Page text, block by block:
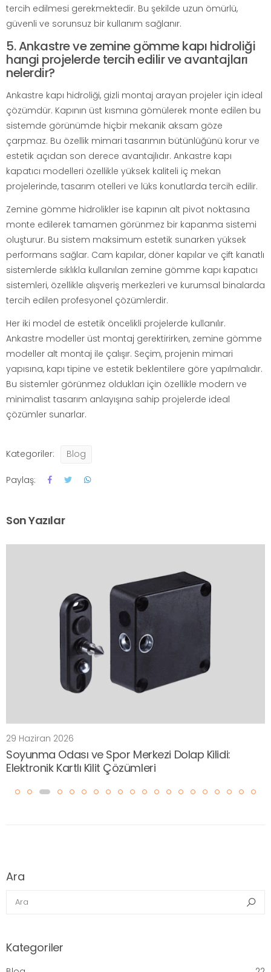
tercih edilmesi gerekmektedir. Bu şekilde uzun ömürlü,
güvenli ve sorunsuz bir kullanım sağlanır.
5. Ankastre ve zemine gömme kapı hidroliği
hangi projelerde tercih edilir ve avantajları
nelerdir?
Ankastre kapı hidroliği, gizli montaj arayan projeler için ideal
çözümdür. Kapının üst kısmına gömülerek monte edilen bu
sistemde görünümde hiçbir mekanik aksam göze
çarpmaz. Bu özellik mimari tasarımın bütünlüğünü korur ve
estetik açıdan son derece avantajlıdır. Ankastre kapı
kapatıcı modelleri özellikle yüksek kaliteli iç mekan
projelerinde, tasarım otelleri ve lüks konutlarda tercih edilir.
Zemine gömme hidrolikler ise kapının alt pivot noktasına
monte edilerek tamamen görünmez bir kapanma sistemi
oluşturur. Bu sistem maksimum estetik sunarken yüksek
performans sağlar. Cam kapılar, döner kapılar ve çift kanatlı
sistemlerde sıklıkla kullanılan zemine gömme kapı kapatıcı
sistemleri, özellikle alışveriş merkezleri ve kurumsal binalarda
tercih edilen profesyonel çözümlerdir.
Her iki model de estetik öncelikli projelerde kullanılır.
Ankastre modeller üst montaj gerektirirken, zemine gömme
modeller alt montaj ile çalışır. Seçim, projenin mimari
yapısına, kapı tipine ve estetik beklentilere göre yapılmalıdır.
Bu sistemler görünmez oldukları için özellikle modern ve
minimalist tasarım anlayışına sahip projelerde ideal
çözümler sunarlar.
Kategoriler: Blog
Paylaş:
Son Yazılar
29 Haziran 2026
Soyunma Odası ve Spor Merkezi Dolap Kilidi:
Elektronik Kartlı Kilit Çözümleri
Ara
Ara
Ara
Kategoriler